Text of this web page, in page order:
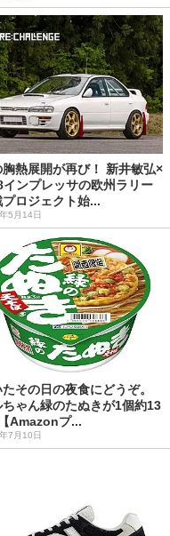
胸熱展開が再び！ 新井敏弘×
インプレッサの欧州ラリー
ロジェクト始...
5月14日
その日の夜食にどうぞ。
ちゃん緑のたぬきが1個約13
Amazonプ...
7月10日